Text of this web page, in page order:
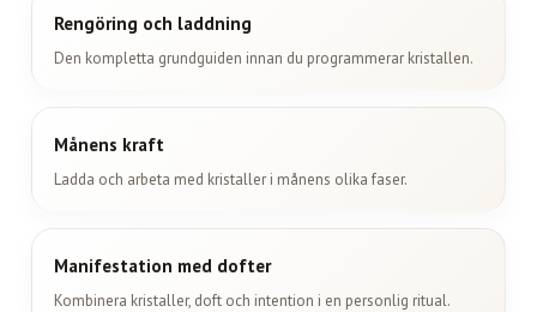
Rengöring och laddning
Den kompletta grundguiden innan du programmerar kristallen.
Månens kraft
Ladda och arbeta med kristaller i månens olika faser.
Manifestation med dofter
Kombinera kristaller, doft och intention i en personlig ritual.